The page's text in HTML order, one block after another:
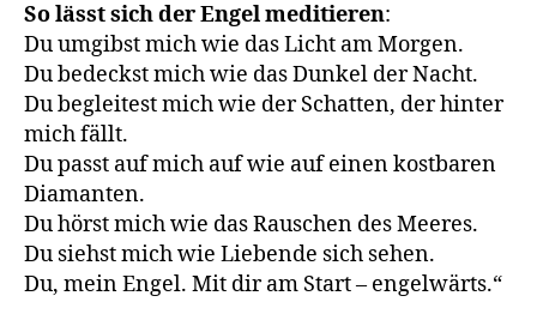
So lässt sich der Engel meditieren:
Du umgibst mich wie das Licht am Morgen.
Du bedeckst mich wie das Dunkel der Nacht.
Du begleitest mich wie der Schatten, der hinter
mich fällt.
Du passt auf mich auf wie auf einen kostbaren
Diamanten.
Du hörst mich wie das Rauschen des Meeres.
Du siehst mich wie Liebende sich sehen.
Du, mein Engel. Mit dir am Start – engelwärts.“